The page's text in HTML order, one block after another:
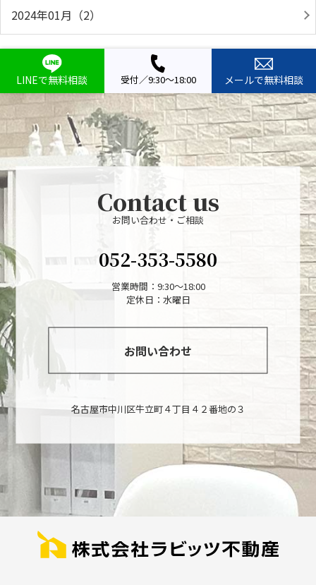
2024年01月（2）
LINEで無料相談 受付／9:30～18:00 メールで無料相談
Contact us
お問い合わせ・ご相談
052-353-5580
営業時間：9:30～18:00
定休日：水曜日
お問い合わせ
名古屋市中川区牛立町４丁目４２番地の３